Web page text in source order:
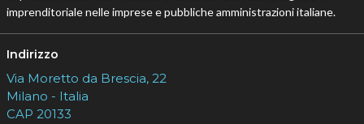
imprenditoriale nelle imprese e pubbliche amministrazioni italiane.
Indirizzo
Via Moretto da Brescia, 22
Milano - Italia
CAP 20133